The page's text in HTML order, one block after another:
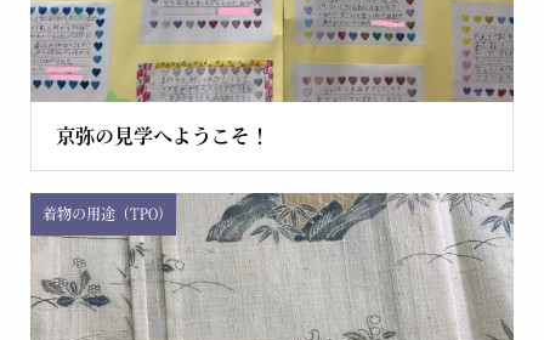
京弥の見学へようこそ！
着物の用途（TPO)